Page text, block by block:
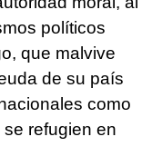
políticos
que malvive
de su país
como
refugien en